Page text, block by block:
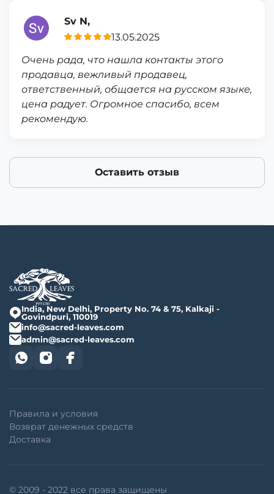
Sv N,
13.05.2025
Очень рада, что нашла контакты этого
продавца, вежливый продавец,
ответственный, общается на русском языке,
цена радует. Огромное спасибо, всем
рекомендую.
Оставить отзыв
India, New Delhi, Property No. 74 & 75, Kalkaji -
Govindpuri, 110019
info@sacred-leaves.com
admin@sacred-leaves.com
Правила и условия
Возврат денежных средств
Доставка
© 2009 - 2022 все права защищены